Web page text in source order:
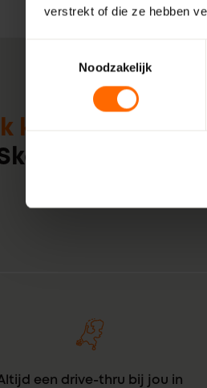
verstrekt of die ze hebben
Noodzakelijk
kennis
een drive-thru bij jou in